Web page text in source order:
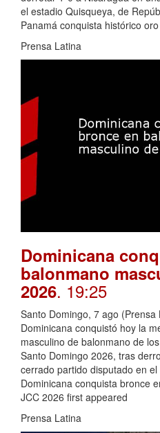
el estadio Quisqueya, de
Panamá conquista histórico
Prensa Latina
Dominicana
balonmano
2026. 19:25
Santo Domingo, 7 ago (Prensa
Dominicana conquistó hoy la
masculino de balonmano de
Santo Domingo 2026, tras
cerrado partido disputado en
Dominicana conquista bronce
JCC 2026 first appeared
Prensa Latina